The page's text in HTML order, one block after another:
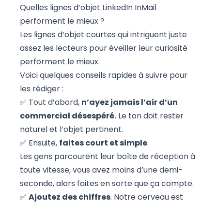
Quelles lignes d’objet LinkedIn InMail
performent le mieux ?
Les lignes d’objet courtes qui intriguent juste
assez les lecteurs pour éveiller leur curiosité
performent le mieux.
Voici quelques conseils rapides à suivre pour
les rédiger :
✅ Tout d’abord, n’ayez jamais l’air d’un
commercial désespéré. Le ton doit rester
naturel et l’objet pertinent.
✅ Ensuite, faites court et simple.
Les gens parcourent leur boîte de réception à
toute vitesse, vous avez moins d’une demi-
seconde, alors faites en sorte que ça compte.
✅ Ajoutez des chiffres. Notre cerveau est